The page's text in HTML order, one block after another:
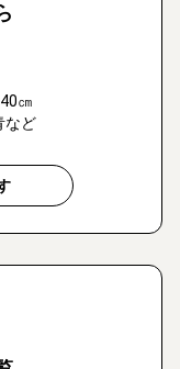
㎝
など